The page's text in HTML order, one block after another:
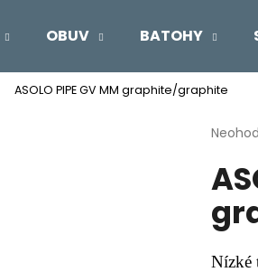
OBUV BATOHY
ASOLO PIPE GV MM graphite/graphite
je
z
5
Nízké
Co potřebujete najít?